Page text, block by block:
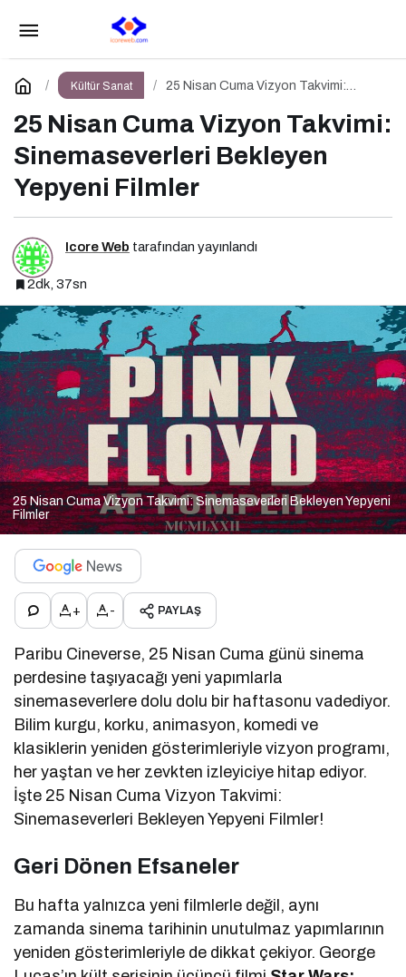
Kültür Sanat
25 Nisan Cuma Vizyon Takvimi:
Filmler
25 Nisan Cuma Vizyon Takvimi:
Sinemaseverleri Bekleyen
Yepyeni Filmler
Icore Web tarafından yayınlandı
2dk, 37sn
25 Nisan Cuma Vizyon Takvimi: Sinemaseverleri Bekleyen Yepyeni
Filmler
+ - PAYLAŞ
Paribu Cineverse, 25 Nisan Cuma günü sinema
perdesine taşıyacağı yeni yapımlarla
sinemaseverlere dolu dolu bir haftasonu vadediyor.
Bilim kurgu, korku, animasyon, komedi ve
klasiklerin yeniden gösterimleriyle vizyon programı,
her yaştan ve her zevkten izleyiciye hitap ediyor.
İşte 25 Nisan Cuma Vizyon Takvimi:
Sinemaseverleri Bekleyen Yepyeni Filmler!
Geri Dönen Efsaneler
Bu hafta yalnızca yeni filmlerle değil, aynı
zamanda sinema tarihinin unutulmaz yapımlarının
yeniden gösterimleriyle de dikkat çekiyor. George
Bu Cuma Vizyonda Başlayacak Filmler
Açıklandı
Yorum Yap